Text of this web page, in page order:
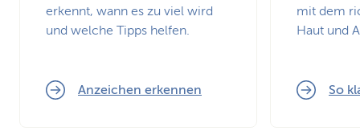
erkennt, wann es zu viel wird
und welche Tipps helfen.
Anzeichen erkennen
mit dem
Haut und
So